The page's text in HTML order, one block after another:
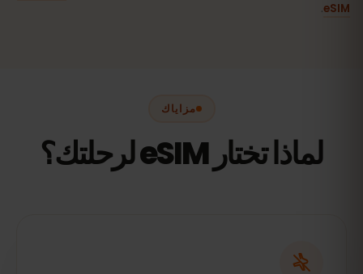
eSIM
.
مزاياك
لماذا تختار eSIM لرحلتك؟